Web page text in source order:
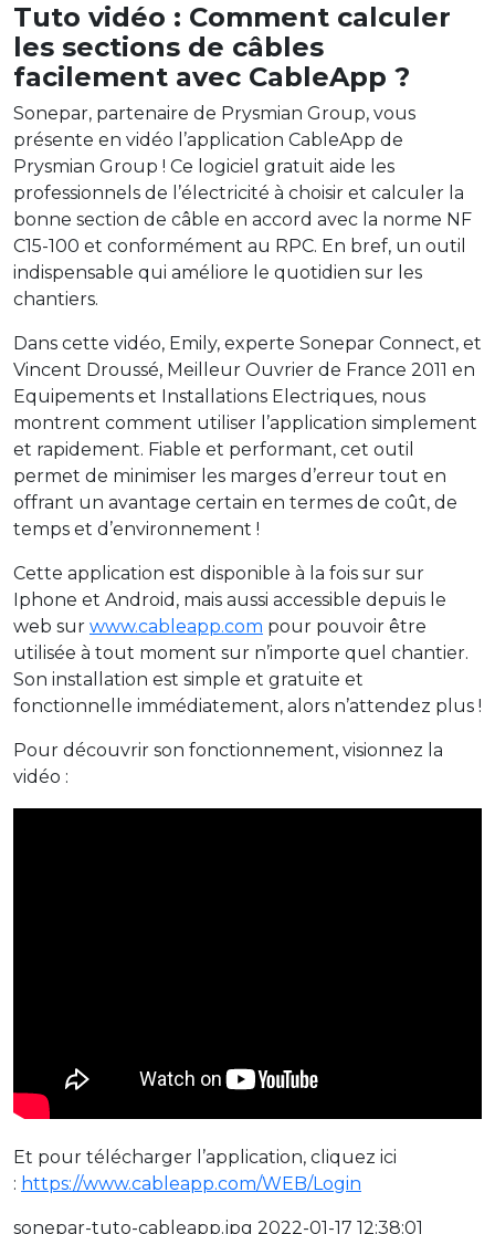
Tuto vidéo : Comment calculer
les sections de câbles
facilement avec CableApp ?
Sonepar, partenaire de Prysmian Group, vous
présente en vidéo l’application CableApp de
Prysmian Group ! Ce logiciel gratuit aide les
professionnels de l’électricité à choisir et calculer la
bonne section de câble en accord avec la norme NF
C15-100 et conformément au RPC. En bref, un outil
indispensable qui améliore le quotidien sur les
chantiers.
Dans cette vidéo, Emily, experte Sonepar Connect, et
Vincent Droussé, Meilleur Ouvrier de France 2011 en
Equipements et Installations Electriques, nous
montrent comment utiliser l’application simplement
et rapidement. Fiable et performant, cet outil
permet de minimiser les marges d’erreur tout en
offrant un avantage certain en termes de coût, de
temps et d’environnement !
Cette application est disponible à la fois sur sur
Iphone et Android, mais aussi accessible depuis le
web sur www.cableapp.com pour pouvoir être
utilisée à tout moment sur n’importe quel chantier.
Son installation est simple et gratuite et
fonctionnelle immédiatement, alors n’attendez plus !
Pour découvrir son fonctionnement, visionnez la
vidéo :
Et pour télécharger l’application, cliquez ici
: https://www.cableapp.com/WEB/Login
sonepar-tuto-cableapp.jpg 2022-01-17 12:38:01